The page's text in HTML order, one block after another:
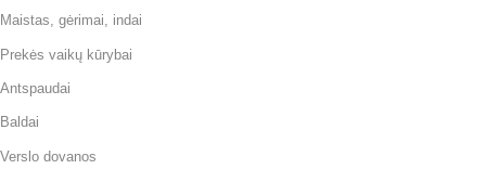
Maistas, gėrimai, indai
Prekės vaikų kūrybai
Antspaudai
Baldai
Verslo dovanos